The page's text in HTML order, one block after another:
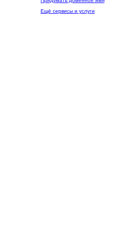
Ещё сервисы и услуги